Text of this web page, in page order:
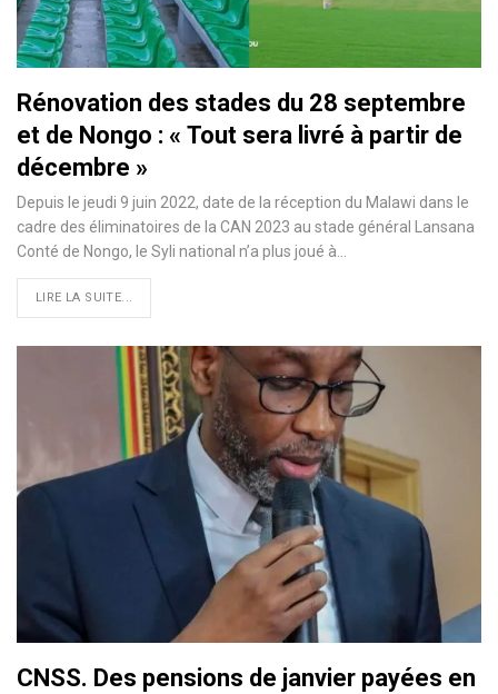
Rénovation des stades du 28 septembre
et de Nongo : « Tout sera livré à partir de
décembre »
Depuis le jeudi 9 juin 2022, date de la réception du Malawi dans le
cadre des éliminatoires de la CAN 2023 au stade général Lansana
Conté de Nongo, le Syli national n’a plus joué à…
LIRE LA SUITE...
CNSS. Des pensions de janvier payées en